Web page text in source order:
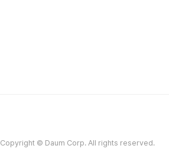
Copyright © Daum Corp. All rights reserved.